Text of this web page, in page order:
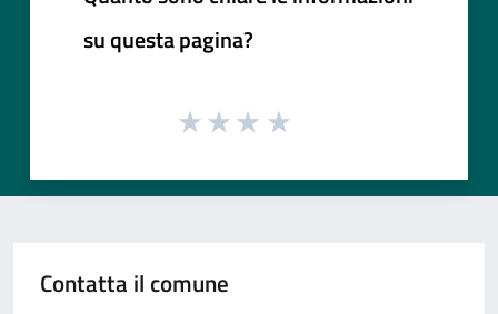
su questa pagina?
Contatta il comune